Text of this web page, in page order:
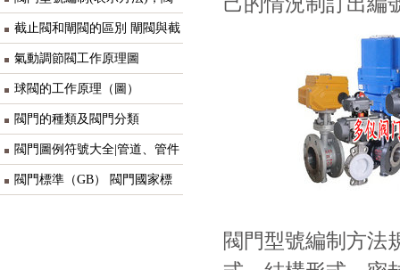
門型號含義
截止閥和閘閥的區別 閘閥與截
止閥的區別
氣動調節閥工作原理圖
球閥的工作原理（圖）
閥門的種類及閥門分類
閥門圖例符號大全|管道、管件
圖形代號
閥門標準（GB） 閥門國家標
閥門型號編制方法